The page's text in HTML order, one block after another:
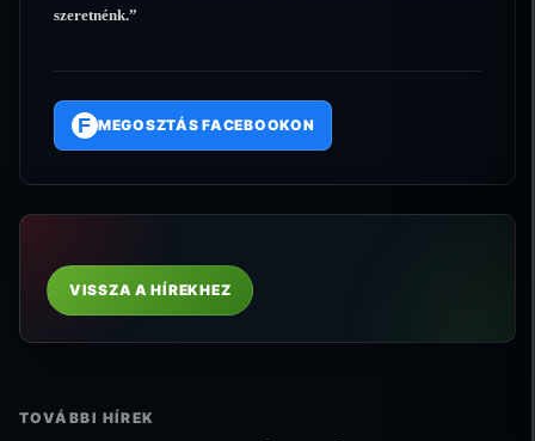
szeretnénk.”
F MEGOSZTÁS FACEBOOKON
VISSZA A HÍREKHEZ
TOVÁBBI HÍREK